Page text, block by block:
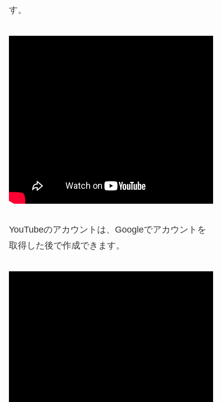
す。
YouTubeのアカウントは、Googleでアカウントを
取得した後で作成できます。